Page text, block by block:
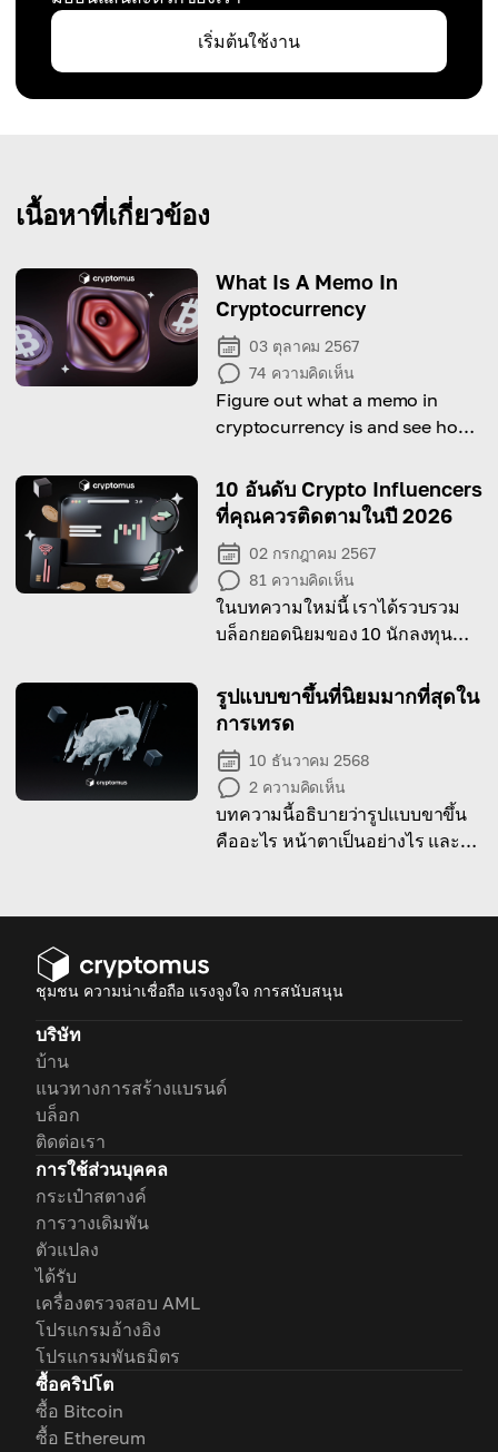
เริ่มต้นใช้งาน
เนื้อหาที่เกี่ยวข้อง
What Is A Memo In
Cryptocurrency
03 ตุลาคม 2567
74 ความคิดเห็น
Figure out what a memo in
cryptocurrency is and see how
completion!
10 อันดับ Crypto Influencers
ที่คุณควรติดตามในปี 2026
02 กรกฎาคม 2567
81 ความคิดเห็น
ในบทความใหม่นี้ เราได้รวบรวม
บล็อกยอดนิยมของ 10 นักลงทุน
ความนิยมมากที่สุดในปี 2026
รูปแบบขาขึ้นที่นิยมมากที่สุดใน
การเทรด
10 ธันวาคม 2568
2 ความคิดเห็น
บทความนี้อธิบายว่ารูปแบบขาขึ้น
คืออะไร หน้าตาเป็นอย่างไร และ
ชุมชน ความน่าเชื่อถือ แรงจูงใจ การสนับสนุน
บริษัท
บ้าน
แนวทางการสร้างแบรนด์
บล็อก
ติดต่อเรา
การใช้ส่วนบุคคล
กระเป๋าสตางค์
การวางเดิมพัน
ตัวแปลง
ได้รับ
เครื่องตรวจสอบ AML
โปรแกรมอ้างอิง
โปรแกรมพันธมิตร
ซื้อคริปโต
ซื้อ Bitcoin
ซื้อ Ethereum